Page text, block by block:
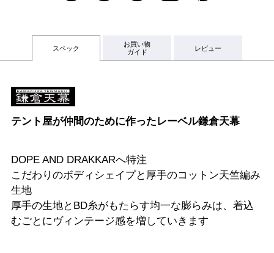
スペック
お買い物
ガイド
レビュー
テント屋が仲間のために作ったレーベル鎌倉天幕
DOPE AND DRAKKARへ特注
こだわりのボディシェイプと厚手のコットン天竺編み
生地
厚手の生地とBD糸がもたらす均一な膨らみは、着込
むごとにヴィンテージ感を増していきます